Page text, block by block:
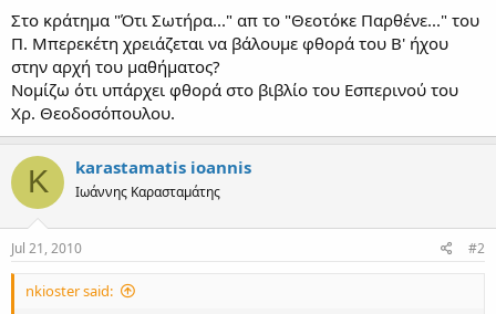
r
t
e
r
Στο κράτημα "Ότι Σωτήρα..." απ το "Θεοτόκε Παρθένε..." του
Π. Μπερεκέτη χρειάζεται να βάλουμε φθορά του Β' ήχου
στην αρχή του μαθήματος?
Νομίζω ότι υπάρχει φθορά στο βιβλίο του Εσπερινού του
Χρ. Θεοδοσόπουλου.
K karastamatis ioannis
Ιωάννης Καρασταμάτης
Jul 21, 2010 #2
nkioster said: